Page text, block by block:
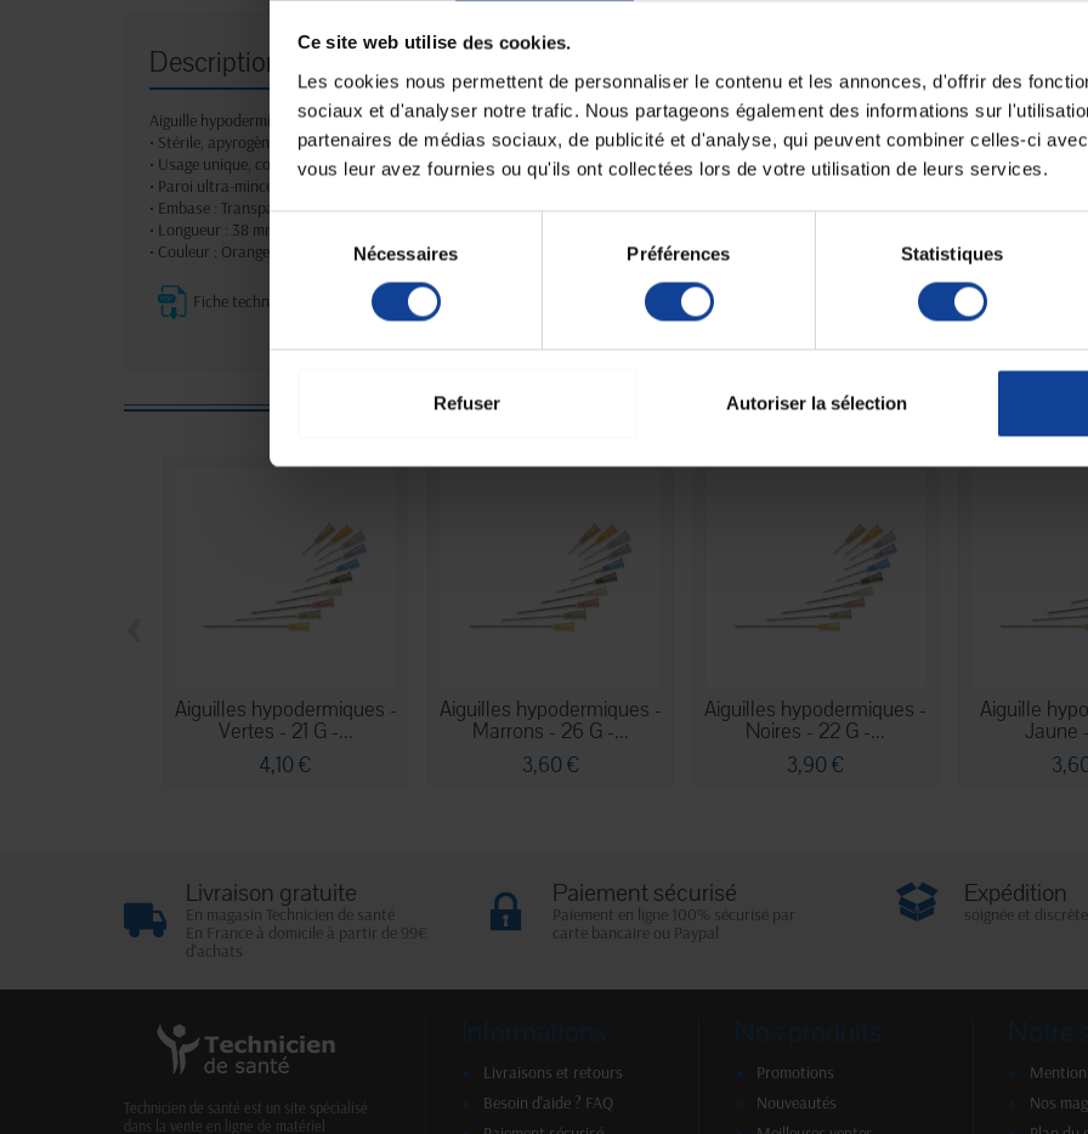
Ce site web utilise des cookies.
Les cookies nous permettent de personnaliser le contenu et les annonces, d'offrir des
sociaux et d'analyser notre trafic. Nous partageons également des informations sur
partenaires de médias sociaux, de publicité et d'analyse, qui peuvent combiner celles-ci
vous leur avez fournies ou qu'ils ont collectées lors de votre utilisation de leurs services.
Sélection
du
consentement
Nécessaires Préférences Statistiques
Refuser Autoriser la sélection
Description
Aiguille hypodermique 25G Orange
• Stérile, apyrogène, et siliconée.
• Usage unique, conforme à la norme NF EN ISO 7864.
• Paroi ultra-mince avec triple biseau pour une meilleure pénétration.
• Embase : Transparente, Luer 6 %.
• Longueur : 38 mm.
• Couleur : Orange.
Fiche technique
nombre
10 autres produits dans la même
Aiguilles hypodermiques -
Vertes - 21 G -...
4,10 €
Aiguilles hypodermiques -
Marrons - 26 G -...
3,60 €
Aiguilles hypodermiques -
Noires - 22 G -...
3,90 €
Aiguille
Jaune
Livraison gratuite
En magasin Technicien de santé
En France à domicile à partir de 99€
d'achats
Paiement sécurisé
Paiement en ligne 100% sécurisé par
carte bancaire ou Paypal
Expédition
soignée et discrète
Technicien de santé est un site spécialisé
dans la vente en ligne de matériel
Informations
Livraisons et retours
Besoin d'aide ? FAQ
Nos produits
Promotions
Nouveautés
Notre
Nos